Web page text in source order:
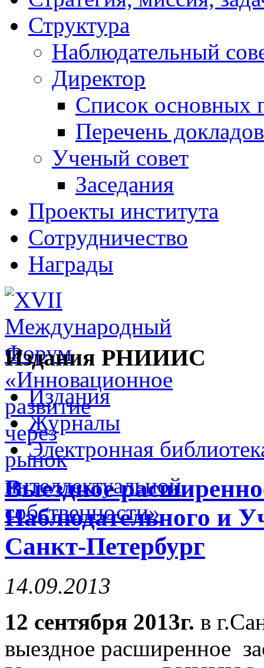
Структура
Наблюдательный
Директор
Список основных
Перечень докладов
Ученый совет
Заседания
Проекты института
Сотрудничество
Награды
Издания РНИИИС
Издания
Журналы
Электронная
Выездное
Наблюдательного и
Санкт-Петербург
14.09.2013
12 сентября 2013г. в
выездное расширенное